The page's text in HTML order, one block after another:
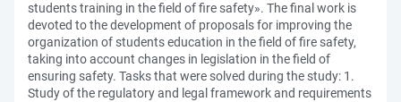
students training in the field of fire safety». The final work is
devoted to the development of proposals for improving the
organization of students education in the field of fire safety,
taking into account changes in legislation in the field of
ensuring safety. Tasks that were solved during the study: 1.
Study of the regulatory and legal framework and requirements